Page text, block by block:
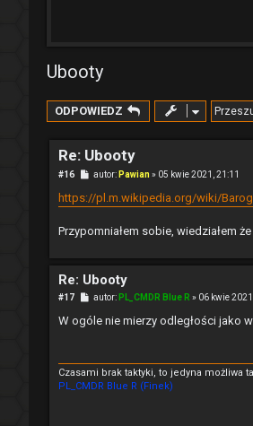
Ubooty
ODPOWIEDZ
Re: Ubooty
#16
P
s
t
autor: Pawian » 05 kwie 2021, 21:11
https://pl.m.wikipedia.org/wiki/
Przypomniałem sobie, wiedziałem
Re: Ubooty
#17
P
s
autor: PL_CMDR Blue R » 06 kwie
W ogóle nie mierzy odległości jako
Czasami brak taktyki, to jedyna możliwa
PL_CMDR Blue R (Finek)